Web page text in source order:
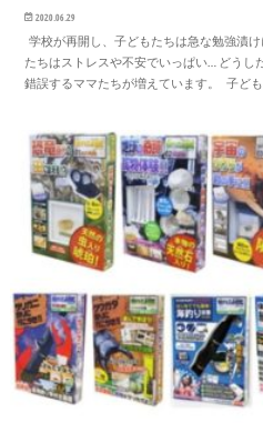
2020.06.29
学校が再開し、子どもたちは急な勉強漬
たちはストレスや不安でいっぱい… どうし
錯誤するママたちが増えています。 子ども